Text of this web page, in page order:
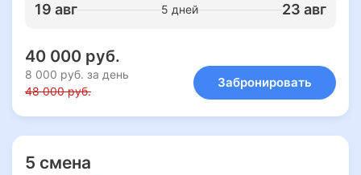
19 авг 5 дней 23 авг
40 000 руб.
8 000 руб. за день
48 000 руб.
Забронировать
5 смена